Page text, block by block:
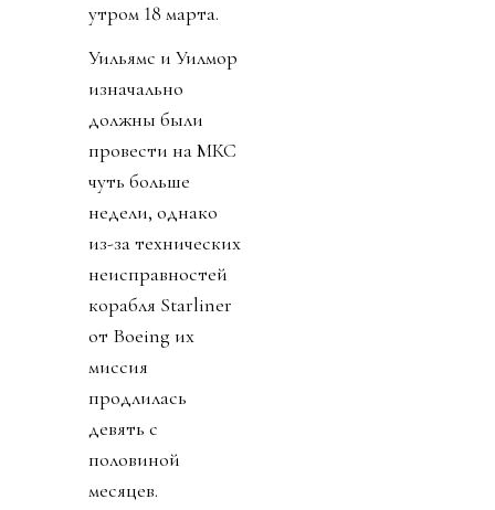
утром 18 марта.
Уильямс и Уилмор
изначально
должны были
провести на МКС
чуть больше
недели, однако
из-за технических
неисправностей
корабля Starliner
от Boeing их
миссия
продлилась
девять с
половиной
месяцев.